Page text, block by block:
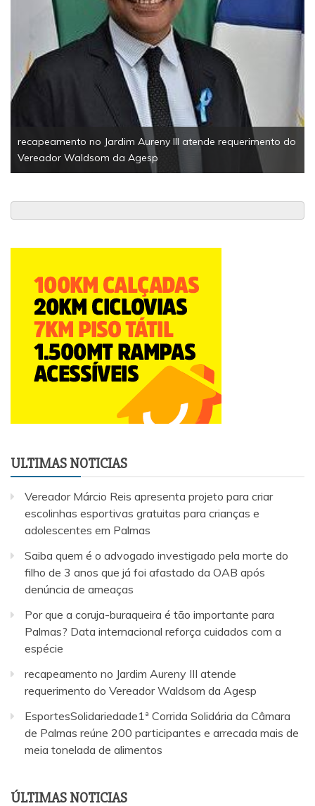
requerimento do
EsportesSolidariedade1ª Corrida
Palmas reúne 200 participantes e
tonelada de alimentos
ULTIMAS NOTICIAS
Vereador Márcio Reis apresenta projeto para criar
escolinhas esportivas gratuitas para crianças e
adolescentes em Palmas
Saiba quem é o advogado investigado pela morte do
filho de 3 anos que já foi afastado da OAB após
denúncia de ameaças
Por que a coruja-buraqueira é tão importante para
Palmas? Data internacional reforça cuidados com a
espécie
recapeamento no Jardim Aureny III atende
requerimento do Vereador Waldsom da Agesp
EsportesSolidariedade1ª Corrida Solidária da Câmara
de Palmas reúne 200 participantes e arrecada mais de
meia tonelada de alimentos
ÚLTIMAS NOTICIAS